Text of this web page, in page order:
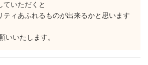
ていただくと
ティあふれるものが出来るかと思います
いいたします。